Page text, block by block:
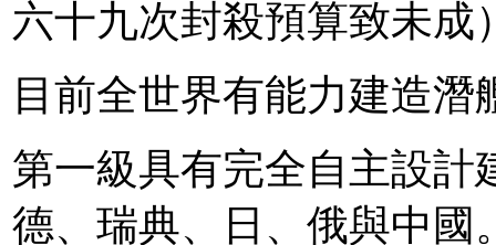
六十九次封殺預算致未成
目前全世界有能力建造潛
第一級具有完全自主設計
德、瑞典、日、俄與中國